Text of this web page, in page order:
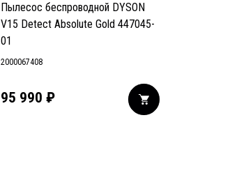
Пылесос беспроводной DYSON
V15 Detect Absolute Gold 447045-
01
2000067408
95 990 ₽